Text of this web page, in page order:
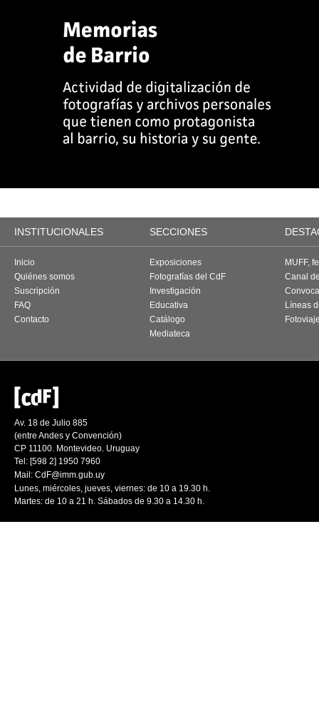
INSTITUCIONALES SECCIONES
Inicio
Quiénes somos
Suscripción
FAQ
Contacto
Exposiciones
Fotografías del CdF
Investigación
Educativa
Catálogo
Mediateca
MUFF,
Canal
Líneas
Av. 18 de Julio 885
(entre Andes y Convención)
CP 11100. Montevideo. Uruguay
Tel: [598 2] 1950 7960
Mail: CdF@imm.gub.uy
Lunes, miércoles, jueves, viernes: de 10 a 19.30 h.
Martes: de 10 a 21 h. Sábados de 9.30 a 14.30 h.